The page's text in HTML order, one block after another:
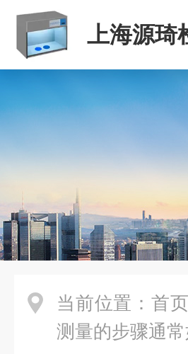
上海源琦
当前位置： 首页
测量的步骤通